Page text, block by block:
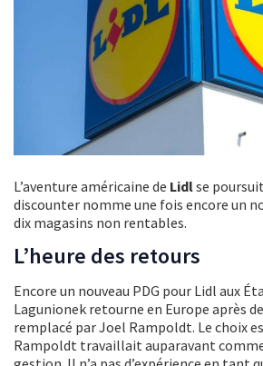
L’aventure américaine de Lidlse
discounter nomme une fois encore un
dix magasins non rentables.
L’heure des retours
Encore un nouveau PDG pour Lidl aux
Lagunionek retourne en Europe après
remplacé par Joel Rampoldt. Le choix
Rampoldt travaillait auparavant